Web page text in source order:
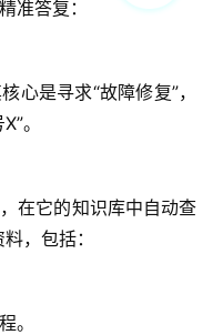
准答复：
心是寻求“故障修复”，
。
在它的知识库中自动查
，包括：
。